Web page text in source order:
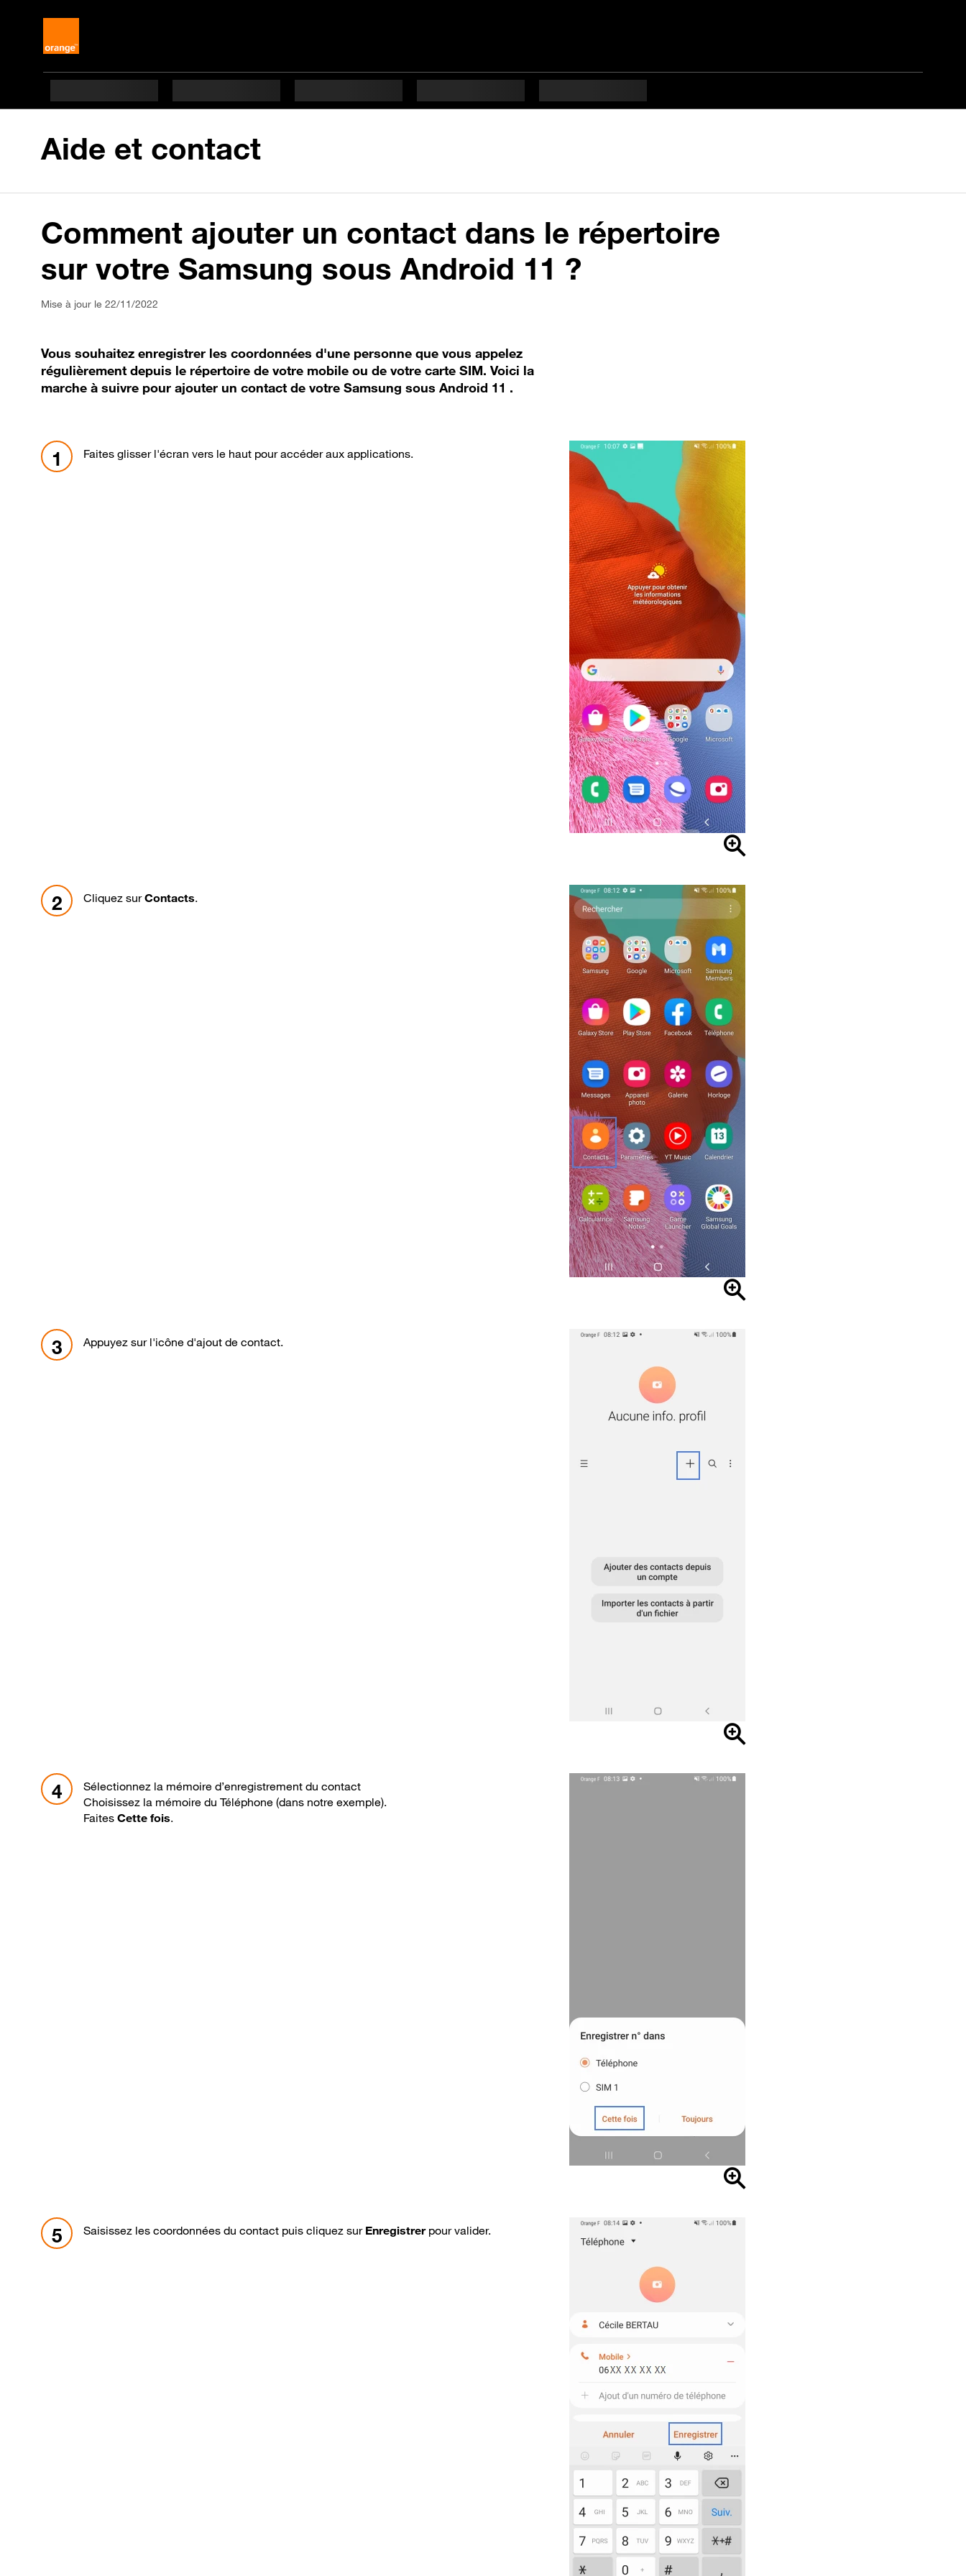
Aide et contact
Comment ajouter un contact dans le répertoire
sur votre Samsung sous Android 11 ?
Mise à jour le 22/11/2022
Vous souhaitez enregistrer les coordonnées d'une personne que vous appelez
régulièrement depuis le répertoire de votre mobile ou de votre carte SIM. Voici la
marche à suivre pour ajouter un contact de votre Samsung sous Android 11 .
1 Faites glisser l'écran vers le haut pour accéder aux applications.
2 Cliquez surContacts.
3 Appuyez sur l'icône d'ajout de contact.
4
Sélectionnez la mémoire d’enregistrement du contact
Choisissez la mémoire du Téléphone (dans notre exemple).
Faites Cette fois.
5 Saisissez les coordonnées du contact puis cliquez sur Enregistrerpour valider.